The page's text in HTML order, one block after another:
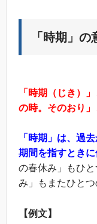
「時期」
「時期（じき）
の時。そのおり」
「時期」は、過
期間を指すときに
の春休み」もひ
み」もまたひとつ
【例文】